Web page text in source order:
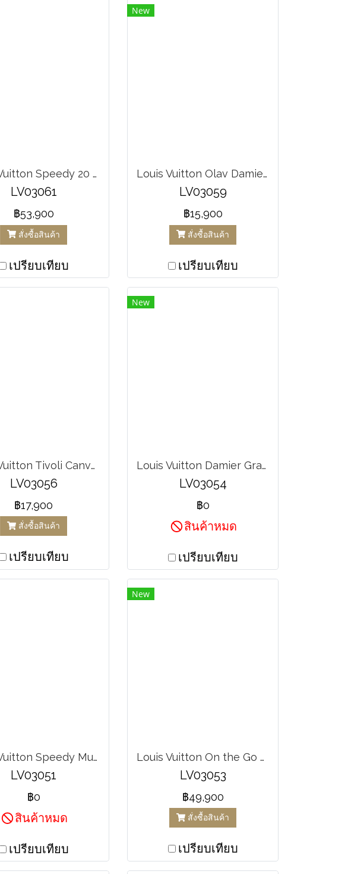
Louis Vuitton Speedy 20 Bandouliere
LV03061
฿53,900
สั่งซื้อสินค้า
เปรียบเทียบ
New
Louis Vuitton Olav Damier PM
LV03059
฿15,900
สั่งซื้อสินค้า
เปรียบเทียบ
Louis Vuitton Tivoli Canvas Monogram GM
LV03056
฿17,900
สั่งซื้อสินค้า
เปรียบเทียบ
New
Louis Vuitton Damier Graphite 3D Canvas Studio Messenger
LV03054
฿0
สินค้าหมด
เปรียบเทียบ
Louis Vuitton Speedy Multicolor White Canvas
LV03051
฿0
สินค้าหมด
เปรียบเทียบ
New
Louis Vuitton On the Go MM
LV03053
฿49,900
สั่งซื้อสินค้า
เปรียบเทียบ